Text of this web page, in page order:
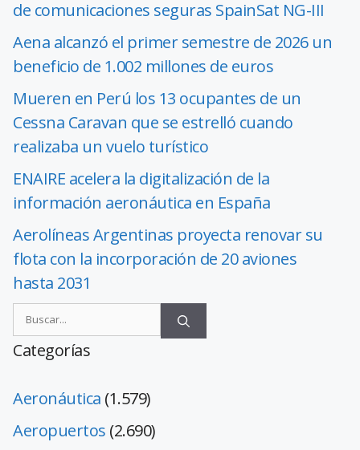
de comunicaciones seguras SpainSat NG-III
Aena alcanzó el primer semestre de 2026 un
beneficio de 1.002 millones de euros
Mueren en Perú los 13 ocupantes de un
Cessna Caravan que se estrelló cuando
realizaba un vuelo turístico
ENAIRE acelera la digitalización de la
información aeronáutica en España
Aerolíneas Argentinas proyecta renovar su
flota con la incorporación de 20 aviones
hasta 2031
Categorías
Aeronáutica (1.579)
Aeropuertos (2.690)